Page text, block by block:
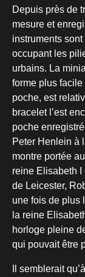
Depuis près de
mesure et
instruments
occupant les
urbains. La
forme plus facile
poche, est
bracelet l’est
poche
Peter Henlein à
montre portée
reine Elisabeth I
de Leicester,
une fois de plus
la reine
horloge pleine
qui pouvait être
Il semblerait